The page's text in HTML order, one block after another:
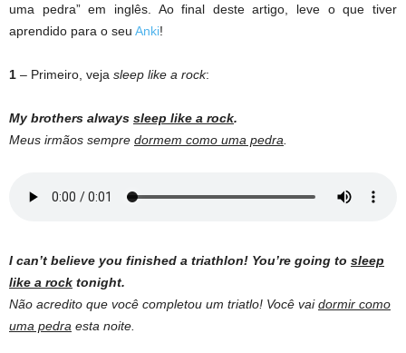
uma pedra” em inglês. Ao final deste artigo, leve o que tiver
aprendido para o seu Anki!
1 – Primeiro, veja sleep like a rock:
My brothers always sleep like a rock.
Meus irmãos sempre dormem como uma pedra.
I can’t believe you finished a triathlon! You’re going to sleep
like a rock tonight.
Não acredito que você completou um triatlo! Você vaidormir como
uma pedra esta noite.